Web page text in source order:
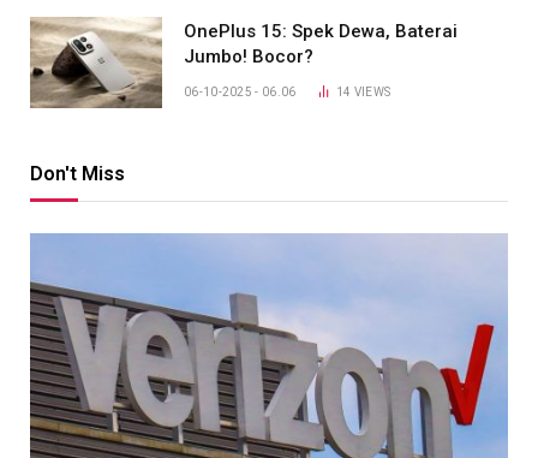
OnePlus 15: Spek Dewa, Baterai
Jumbo! Bocor?
06-10-2025 - 06.06 14 VIEWS
Don't Miss